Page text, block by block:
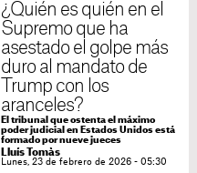
¿Quién es quién en el
Supremo que ha
asestado el golpe más
duro al mandato de
Trump con los
aranceles?
El tribunal que ostenta el máximo
poder judicial en Estados Unidos está
formado por nueve jueces
Lluís Tomàs
Lunes, 23 de febrero de 2026 - 05:30